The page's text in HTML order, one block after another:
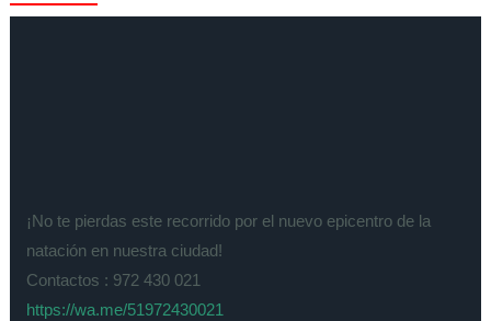
¡No te pierdas este recorrido por el nuevo epicentro de la
natación en nuestra ciudad!
Contactos : 972 430 021
https://wa.me/51972430021